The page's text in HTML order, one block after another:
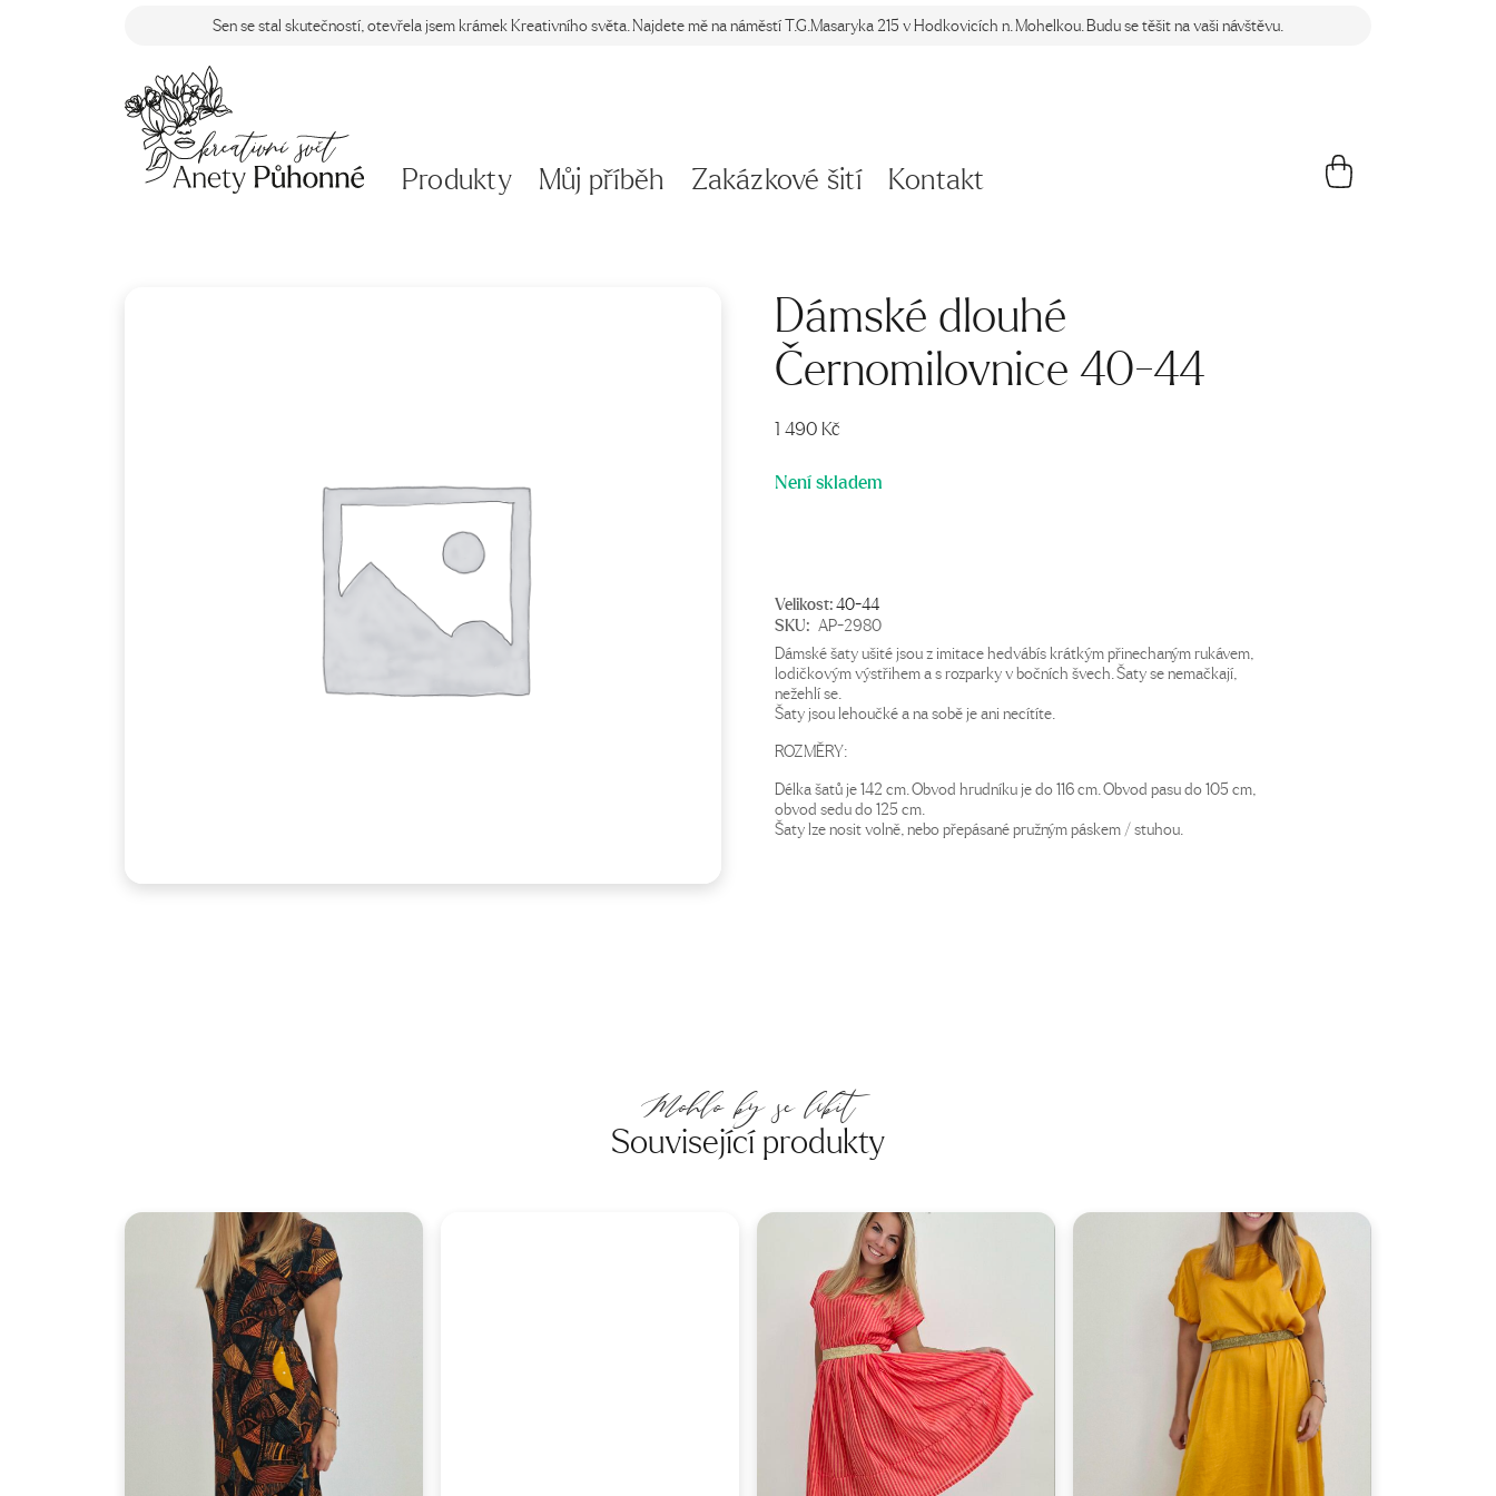
Sen se stal skutečností, otevřela jsem krámek Kreativního světa. Najdete mě na náměstí T.G.Masaryka 215 v Hodkovicích n. Mohelkou. Budu se těšit na vaši návštěvu.
Produkty Můj příběh Zakázkové šití Kontakt
Dámské dlouhé
Černomilovnice 40-44
1 490 Kč
Není skladem
Velikost:40-44
SKU: AP-2980
Dámské šaty ušité jsou z imitace hedvábís krátkým přinechaným rukávem,
lodičkovým výstřihem a s rozparky v bočních švech. Šaty se nemačkají,
nežehlí se.
Šaty jsou lehoučké a na sobě je ani necítíte.
ROZMĚRY:
Délka šatů je 142 cm. Obvod hrudníku je do 116 cm. Obvod pasu do 105 cm,
obvod sedu do 125 cm.
Šaty lze nosit volně, nebo přepásané pružným páskem / stuhou.
Mohlo by se líbit
Související produkty